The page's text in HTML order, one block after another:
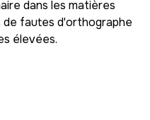
dans les matières
de fautes d'orthographe
élevées.